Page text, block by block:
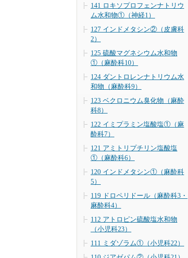
141 ロキソプロフェンナトリウ
ム水和物①（神経1）
127 インドメタシン②（皮膚科
2）
125 硫酸マグネシウム水和物
①（麻酔科10）
124 ダントロレンナトリウム水
和物（麻酔科9）
123 ベクロニウム臭化物（麻酔
科8）
122 イミプラミン塩酸塩①（麻
酔科7）
121 アミトリプチリン塩酸塩
①（麻酔科6）
120 インドメタシン①（麻酔科
5）
119 ドロペリドール（麻酔科3・
麻酔科4）
112 アトロピン硫酸塩水和物
（小児科23）
111 ミダゾラム①（小児科22）